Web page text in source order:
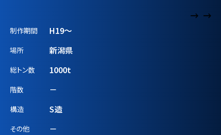
制作期間 H19〜
場所 新潟県
総トン数 1000t
階数 －
構造 S造
その他 －